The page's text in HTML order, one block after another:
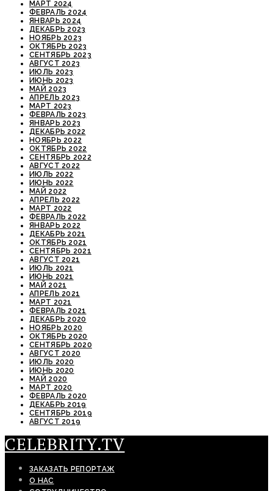
МАРТ 2024
ФЕВРАЛЬ 2024
ЯНВАРЬ 2024
ДЕКАБРЬ 2023
НОЯБРЬ 2023
ОКТЯБРЬ 2023
СЕНТЯБРЬ 2023
АВГУСТ 2023
ИЮЛЬ 2023
ИЮНЬ 2023
МАЙ 2023
АПРЕЛЬ 2023
МАРТ 2023
ФЕВРАЛЬ 2023
ЯНВАРЬ 2023
ДЕКАБРЬ 2022
НОЯБРЬ 2022
ОКТЯБРЬ 2022
СЕНТЯБРЬ 2022
АВГУСТ 2022
ИЮЛЬ 2022
ИЮНЬ 2022
МАЙ 2022
АПРЕЛЬ 2022
МАРТ 2022
ФЕВРАЛЬ 2022
ЯНВАРЬ 2022
ДЕКАБРЬ 2021
ОКТЯБРЬ 2021
СЕНТЯБРЬ 2021
АВГУСТ 2021
ИЮЛЬ 2021
ИЮНЬ 2021
МАЙ 2021
АПРЕЛЬ 2021
МАРТ 2021
ФЕВРАЛЬ 2021
ДЕКАБРЬ 2020
НОЯБРЬ 2020
ОКТЯБРЬ 2020
СЕНТЯБРЬ 2020
АВГУСТ 2020
ИЮЛЬ 2020
ИЮНЬ 2020
МАЙ 2020
МАРТ 2020
ФЕВРАЛЬ 2020
ДЕКАБРЬ 2019
СЕНТЯБРЬ 2019
АВГУСТ 2019
CELEBRITY.TV
ЗАКАЗАТЬ РЕПОРТАЖ
О НАС